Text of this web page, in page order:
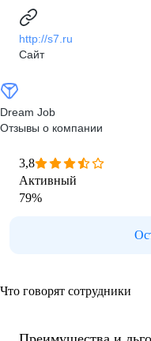
http://s7.ru
Сайт
Dream Job
Отзывы о компании
3,8
Активный
79%
Что говорят сотрудники